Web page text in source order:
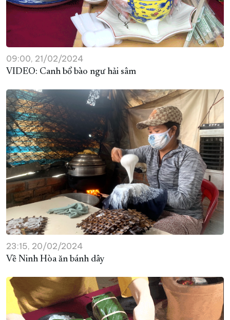
09:00, 21/02/2024
VIDEO: Canh bổ bào ngư hải sâm
23:15, 20/02/2024
Về Ninh Hòa ăn bánh dây